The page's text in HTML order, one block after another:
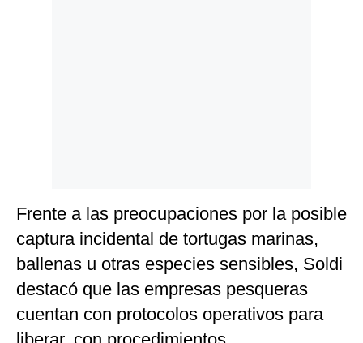
Frente a las preocupaciones por la posible
captura incidental de tortugas marinas,
ballenas u otras especies sensibles, Soldi
destacó que las empresas pesqueras
cuentan con protocolos operativos para